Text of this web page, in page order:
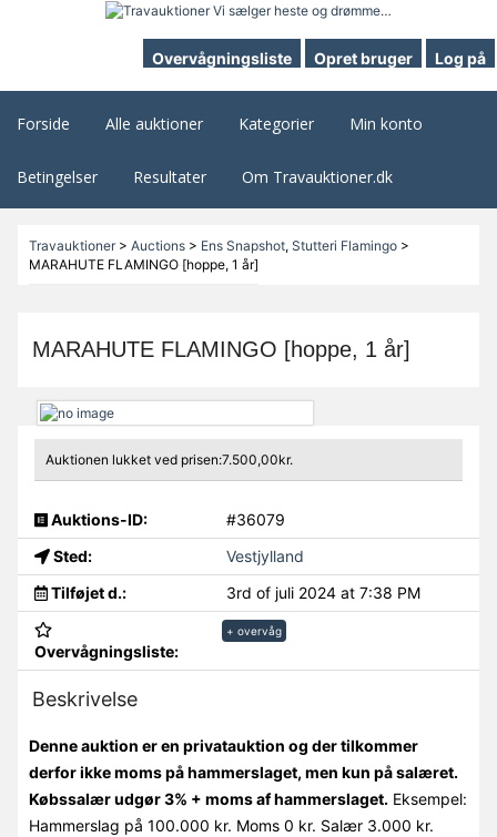
Overvågningsliste Opret bruger Log på
Forside Alle auktioner Kategorier Min konto
Betingelser Resultater Om Travauktioner.dk
Travauktioner> Auctions> Ens Snapshot, Stutteri Flamingo>
MARAHUTE FLAMINGO [hoppe, 1 år]
MARAHUTE FLAMINGO [hoppe, 1 år]
Auktionen lukket ved prisen:7.500,00kr.
Auktions-ID:
#36079
Sted:
Vestjylland
Tilføjet d.:
3rd of juli 2024 at 7:38 PM
Overvågningsliste:
+ overvåg
Beskrivelse
Denne auktion er en privatauktion og der tilkommer
derfor ikke moms på hammerslaget, men kun på salæret.
Købssalær udgør 3% + moms af hammerslaget.Eksempel:
Hammerslag på 100.000 kr. Moms 0 kr. Salær 3.000 kr.